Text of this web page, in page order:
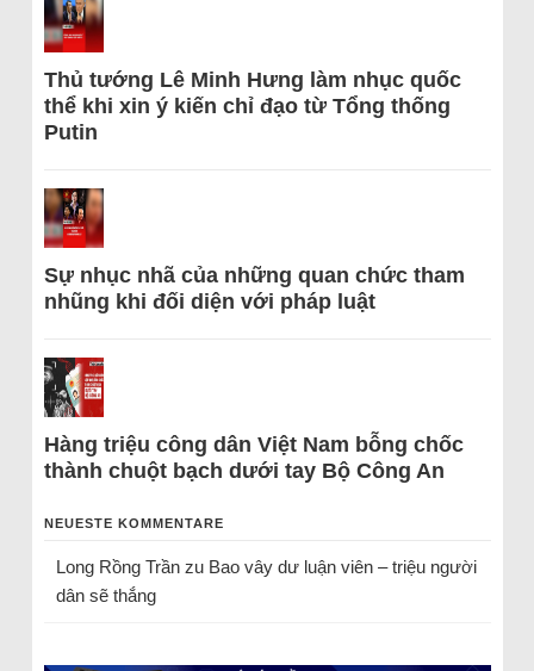
Thủ tướng Lê Minh Hưng làm nhục quốc
thể khi xin ý kiến chỉ đạo từ Tổng thống
Putin
Sự nhục nhã của những quan chức tham
nhũng khi đối diện với pháp luật
Hàng triệu công dân Việt Nam bỗng chốc
thành chuột bạch dưới tay Bộ Công An
NEUESTE KOMMENTARE
Long Rồng Trầnzu Bao vây dư luận viên – triệu người
dân sẽ thắng